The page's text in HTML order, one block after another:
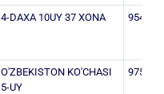
4-DAXA 10UY 37 XONA
O'ZBEKISTON KO'CHASI
5-UY